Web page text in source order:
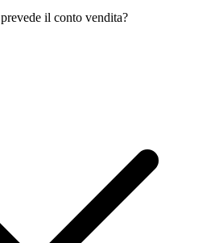
il conto vendita?